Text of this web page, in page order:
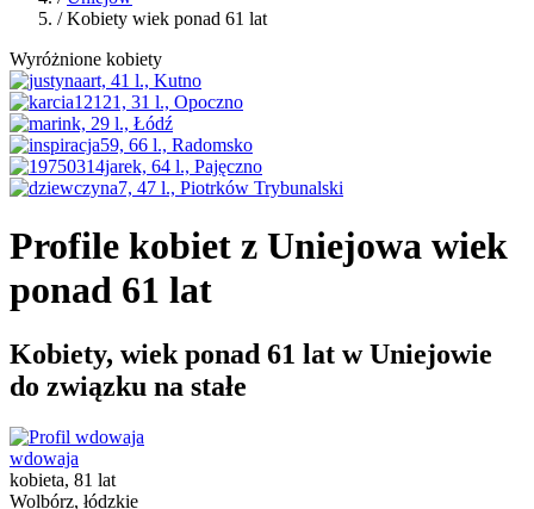
/ Kobiety wiek ponad 61 lat
Wyróżnione kobiety
Profile kobiet z Uniejowa wiek
ponad 61 lat
Kobiety, wiek ponad 61 lat w Uniejowie
do związku na stałe
wdowaja
kobieta, 81 lat
Wolbórz, łódzkie